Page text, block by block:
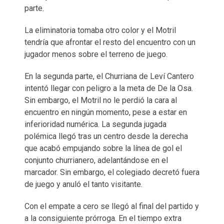
parte.
La eliminatoria tomaba otro color y el Motril
tendría que afrontar el resto del encuentro con un
jugador menos sobre el terreno de juego.
En la segunda parte, el Churriana de Leví Cantero
intentó llegar con peligro a la meta de De la Osa.
Sin embargo, el Motril no le perdió la cara al
encuentro en ningún momento, pese a estar en
inferioridad numérica. La segunda jugada
polémica llegó tras un centro desde la derecha
que acabó empujando sobre la línea de gol el
conjunto churrianero, adelantándose en el
marcador. Sin embargo, el colegiado decretó fuera
de juego y anuló el tanto visitante.
Con el empate a cero se llegó al final del partido y
a la consiguiente prórroga. En el tiempo extra